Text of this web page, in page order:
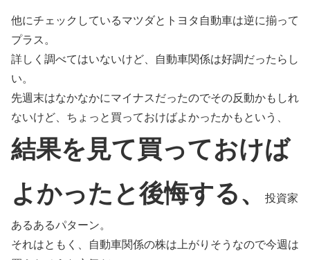
他にチェックしているマツダとトヨタ自動車は逆に揃って
プラス。
詳しく調べてはいないけど、自動車関係は好調だったらし
い。
先週末はなかなかにマイナスだったのでその反動かもしれ
ないけど、ちょっと買っておけばよかったかもという、
結果を見て買っておけば
よかったと後悔する、
投資家
あるあるパターン。
それはともく、自動車関係の株は上がりそうなので今週は